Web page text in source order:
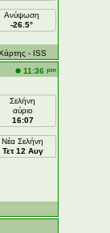
Ανύψωση
-26.5°
- ISS
11:36 pm
Σελήνη
αύριο
16:07
Νέα Σελήνη
Τετ 12 Αυγ